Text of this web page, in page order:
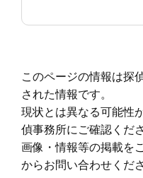
このページの情報は探
された情報です。
現状とは異なる可能性
偵事務所にご確認くださ
画像・情報等の掲載を
からお問い合わせくださ